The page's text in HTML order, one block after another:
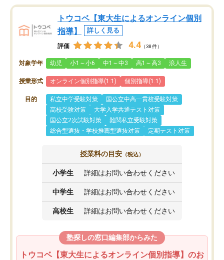
トウコベ【東大生によるオンライン個別
指導】
詳しく見る
評価 4.4 （38件）
対象学年 幼児 小1～小6 中1～中3 高1～高3 浪人生
授業形式 オンライン個別指導(1:1) 個別指導(1:1)
目的 私立中学受験対策
国公立中高一貫校受験対策
高校受験対策
大学入学共通テスト対策
国公立2次試験対策
難関私立受験対策
総合型選抜・学校推薦型選抜対策
定期テスト対策
授業料の目安 （税込）
小学生 詳細はお問い合わせください
中学生 詳細はお問い合わせください
高校生 詳細はお問い合わせください
塾探しの窓口編集部からみた
トウコベ【東大生によるオンライン個別指導】のお